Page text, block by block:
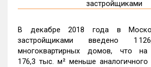
В декабре 2018 года в
застройщиками введено 1
многоквартирных домов, что
176,3 тыс. м² меньше аналогичного